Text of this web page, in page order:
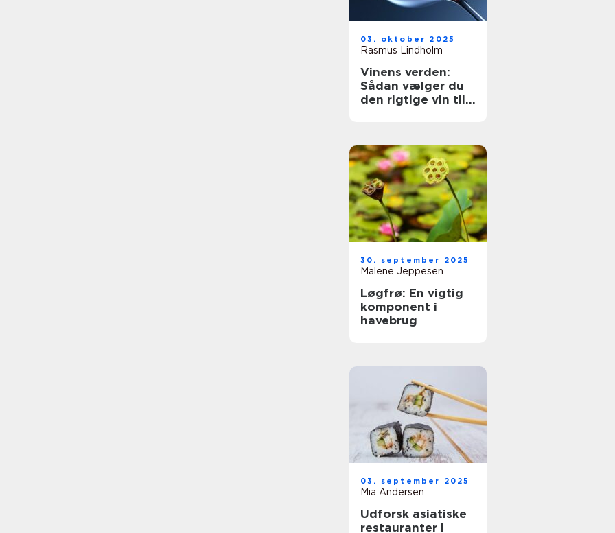
03. oktober 2025
Rasmus Lindholm
Vinens verden:
Sådan vælger du
den rigtige vin til
30. september 2025
Malene Jeppesen
Løgfrø: En vigtig
komponent i
havebrug
03. september 2025
Mia Andersen
Udforsk asiatiske
restauranter i